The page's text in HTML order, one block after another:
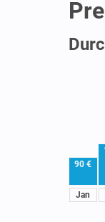
90 €
Jan